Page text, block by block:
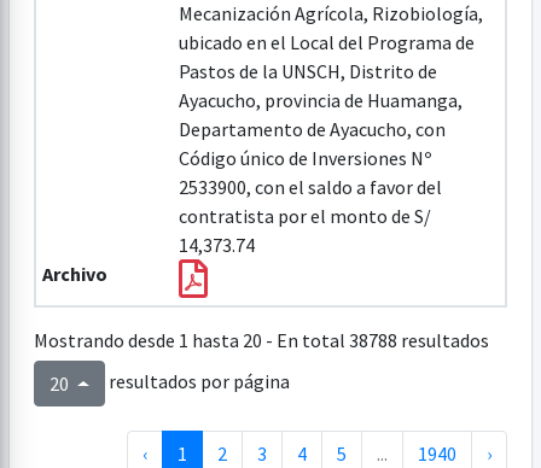
Mecanización Agrícola, Rizobiología,
ubicado en el Local del Programa de
Pastos de la UNSCH, Distrito de
Ayacucho, provincia de Huamanga,
Departamento de Ayacucho, con
Código único de Inversiones Nº
2533900, con el saldo a favor del
contratista por el monto de S/
14,373.74
Archivo
Mostrando desde 1 hasta 20 - En total 38788 resultados
20
resultados por página
‹ 1 2 3 4 5 ... 1940 ›